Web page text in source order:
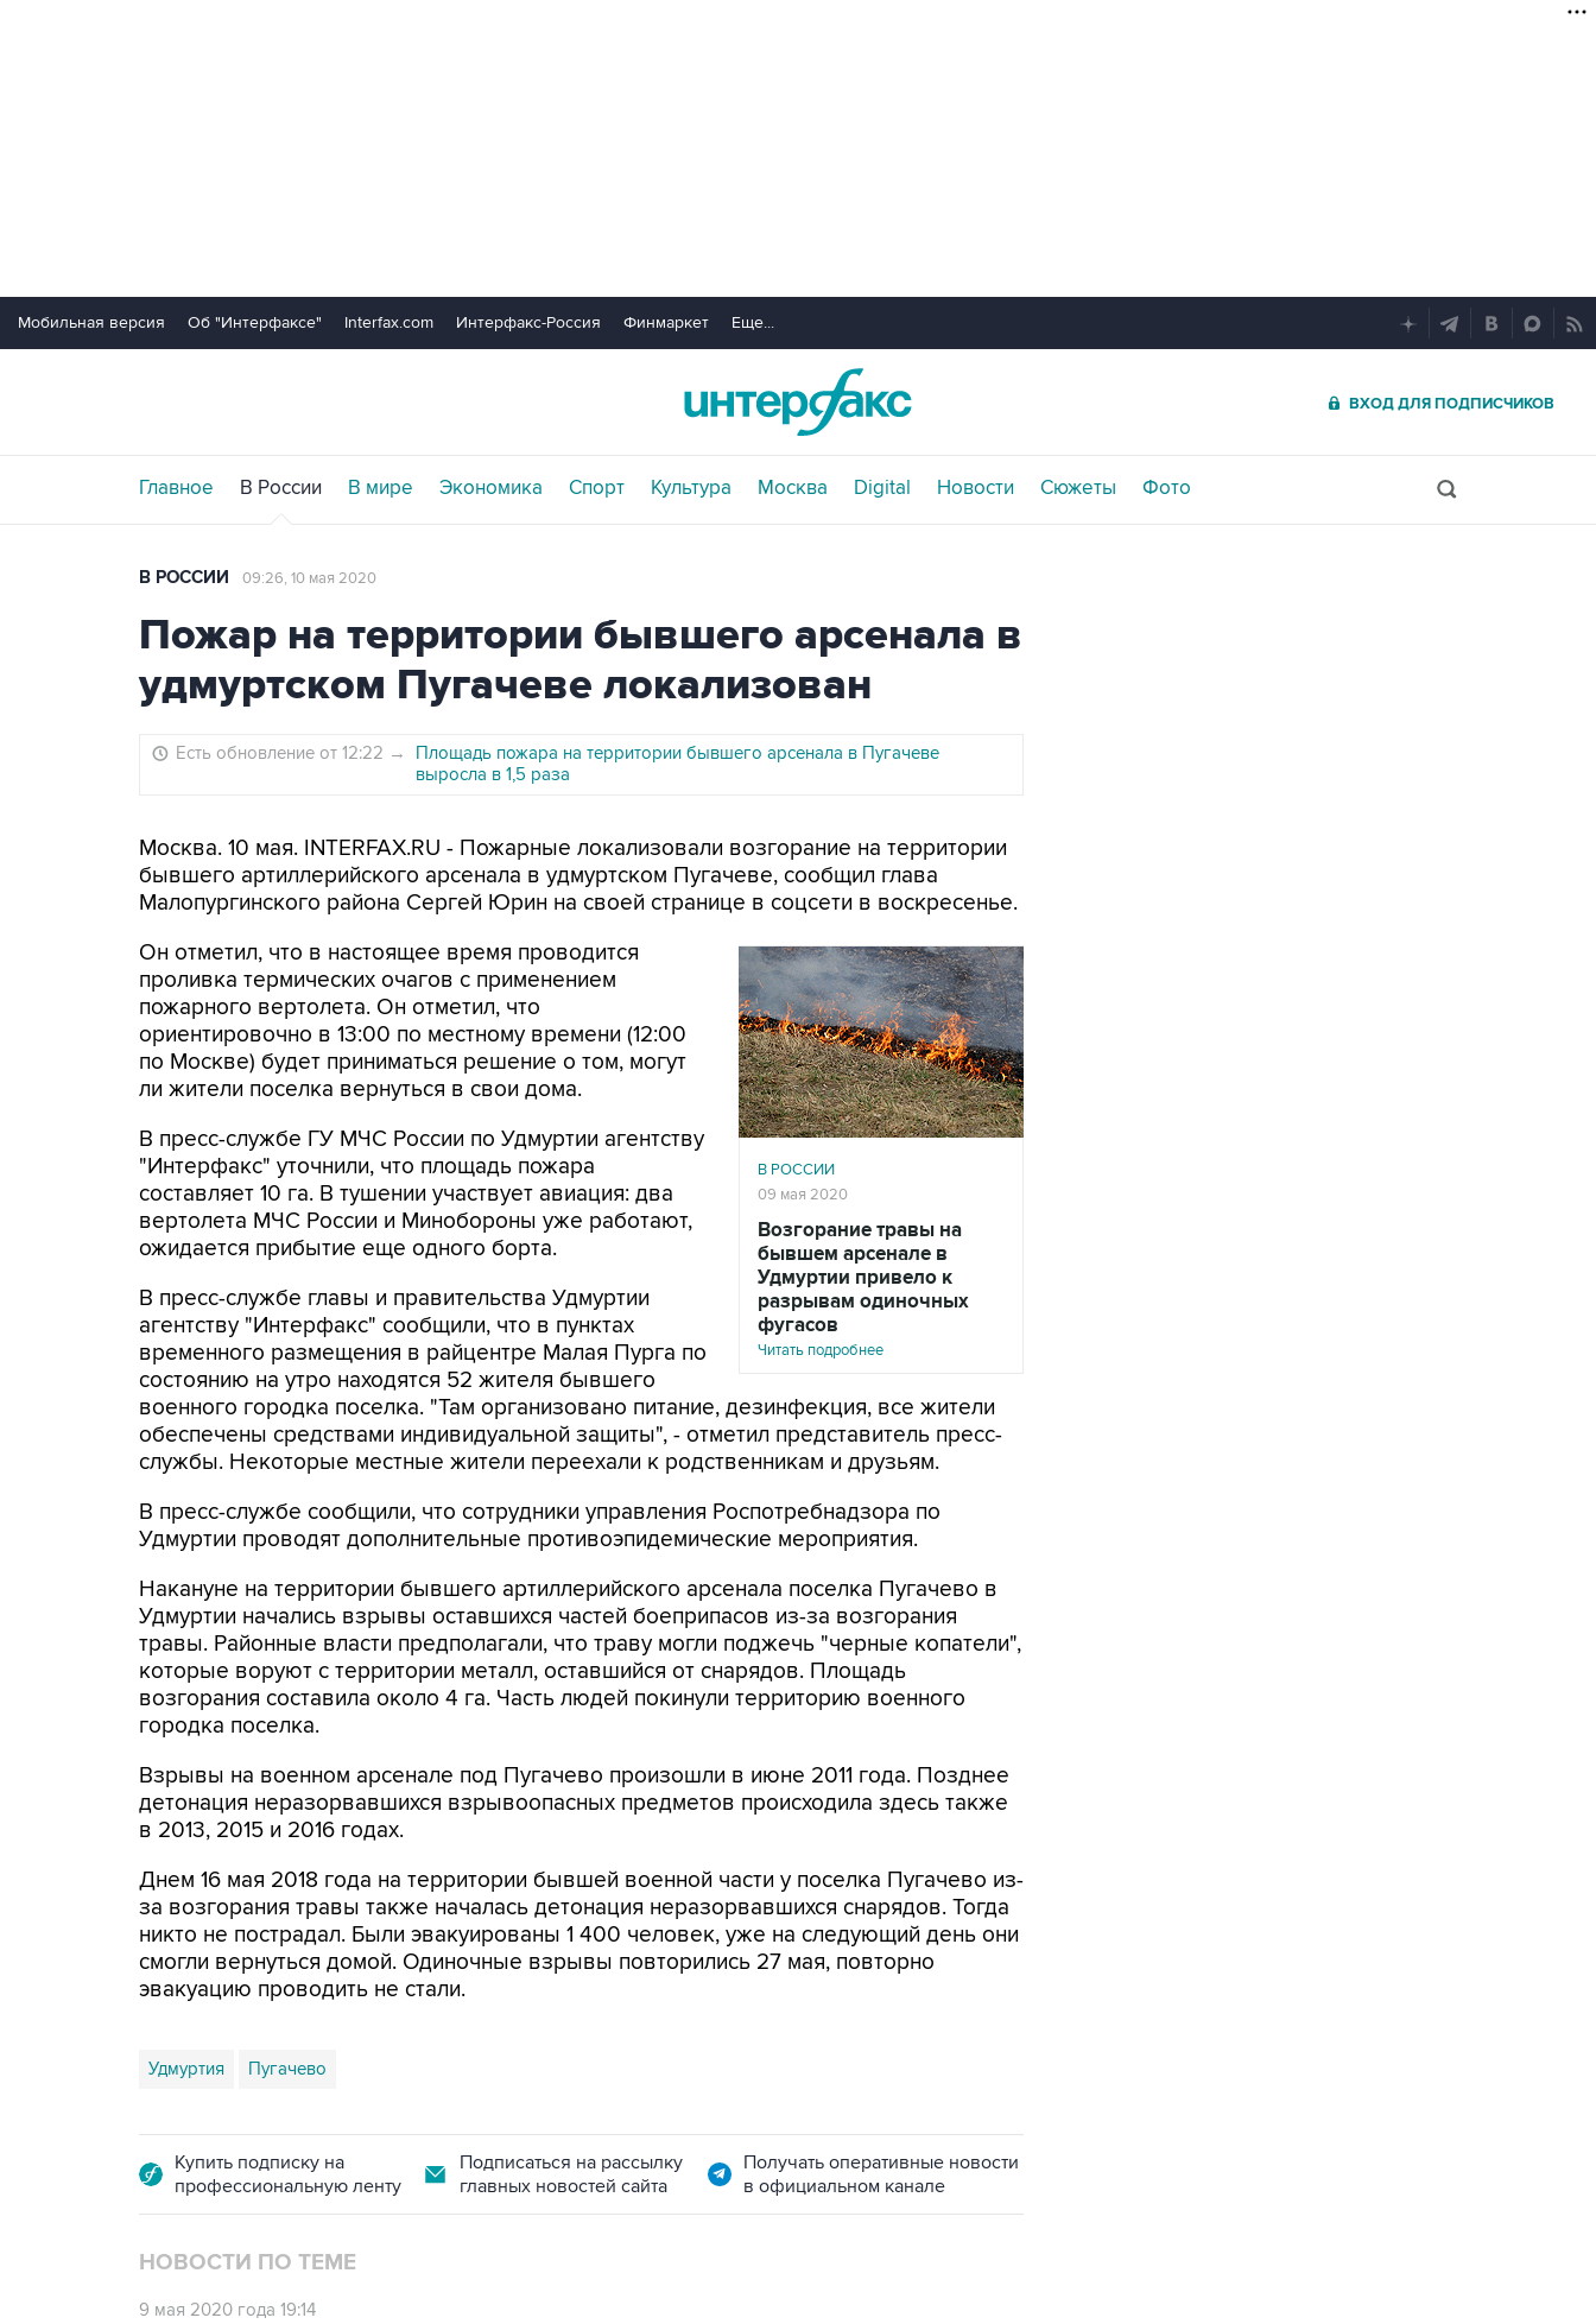
Мобильная версия Об "Интерфаксе" Interfax.com Интерфакс-Россия Финмаркет Еще...
ВХОД ДЛЯ ПОДПИСЧИКОВ
Главное В России В мире Экономика Спорт Культура Москва Digital Новости Сюжеты Фото
В РОССИИ 09:26, 10 мая 2020
Пожар на территории бывшего арсенала в
удмуртском Пугачеве локализован
Есть обновление от 12:22 →
Площадь пожара на территории бывшего арсенала в Пугачеве
выросла в 1,5 раза
Москва. 10 мая. INTERFAX.RU - Пожарные локализовали возгорание на территории
бывшего артиллерийского арсенала в удмуртском Пугачеве, сообщил глава
Малопургинского района Сергей Юрин на своей странице в соцсети в воскресенье.
В РОССИИ
09 мая 2020
Возгорание травы на
бывшем арсенале в
Удмуртии привело к
разрывам одиночных
фугасов
Читать подробнее
Он отметил, что в настоящее время проводится
проливка термических очагов с применением
пожарного вертолета. Он отметил, что
ориентировочно в 13:00 по местному времени (12:00
по Москве) будет приниматься решение о том, могут
ли жители поселка вернуться в свои дома.
В пресс-службе ГУ МЧС России по Удмуртии агентству
"Интерфакс" уточнили, что площадь пожара
составляет 10 га. В тушении участвует авиация: два
вертолета МЧС России и Минобороны уже работают,
ожидается прибытие еще одного борта.
В пресс-службе главы и правительства Удмуртии
агентству "Интерфакс" сообщили, что в пунктах
временного размещения в райцентре Малая Пурга по
состоянию на утро находятся 52 жителя бывшего
военного городка поселка. "Там организовано питание, дезинфекция, все жители
обеспечены средствами индивидуальной защиты", - отметил представитель пресс-
службы. Некоторые местные жители переехали к родственникам и друзьям.
В пресс-службе сообщили, что сотрудники управления Роспотребнадзора по
Удмуртии проводят дополнительные противоэпидемические мероприятия.
Накануне на территории бывшего артиллерийского арсенала поселка Пугачево в
Удмуртии начались взрывы оставшихся частей боеприпасов из-за возгорания
травы. Районные власти предполагали, что траву могли поджечь "черные копатели",
которые воруют с территории металл, оставшийся от снарядов. Площадь
возгорания составила около 4 га. Часть людей покинули территорию военного
городка поселка.
Взрывы на военном арсенале под Пугачево произошли в июне 2011 года. Позднее
детонация неразорвавшихся взрывоопасных предметов происходила здесь также
в 2013, 2015 и 2016 годах.
Днем 16 мая 2018 года на территории бывшей военной части у поселка Пугачево из-
за возгорания травы также началась детонация неразорвавшихся снарядов. Тогда
никто не пострадал. Были эвакуированы 1 400 человек, уже на следующий день они
смогли вернуться домой. Одиночные взрывы повторились 27 мая, повторно
эвакуацию проводить не стали.
Удмуртия Пугачево
Купить подписку на
профессиональную ленту
Подписаться на рассылку
главных новостей сайта
Получать оперативные новости
в официальном канале
НОВОСТИ ПО ТЕМЕ
9 мая 2020 года 19:14